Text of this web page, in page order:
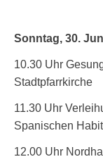
Sonntag, 30.
10.30 Uhr
Stadtpfarrkirche
11.30 Uhr
Spanischen
12.00 Uhr